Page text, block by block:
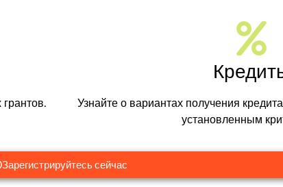
Узнайте о вариантах получения
установленным
Зарегистрируйтесь сейчас